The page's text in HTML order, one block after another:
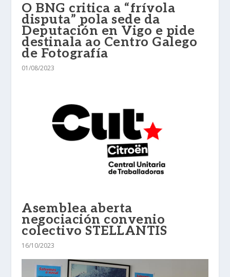
O BNG critica a “frívola
disputa” pola sede da
Deputación en Vigo e pide
destinala ao Centro Galego
de Fotografía
01/08/2023
Asemblea aberta
negociación convenio
colectivo STELLANTIS
16/10/2023